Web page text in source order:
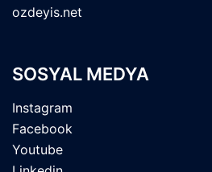
ozdeyis.net
SOSYAL MEDYA
Instagram
Facebook
Youtube